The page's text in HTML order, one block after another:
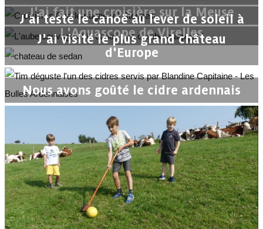
J'ai fait une croisière sur la Meuse
J'ai testé le canoë au lever de soleil à
L'Aquascope de Virelles
J'ai visité le plus grand château
d'Europe
Nous avons goûté le cidre ardennais